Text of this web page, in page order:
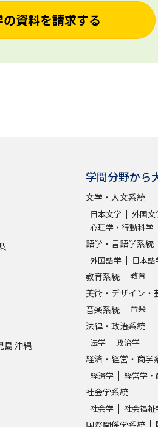
の資料を請求する
島沖縄
学問分野から
文学・人文系統
日本文学 外国文
心理学・行動科学
語学・言語学系統
外国語学 日本語
教育系統 教育
美術・デザイン・
音楽系統 音楽
法律・政治系統
法学 政治学
経済・経営・商学
経済学 経営学・
社会学系統
社会学 社会福祉
国際関係学系統